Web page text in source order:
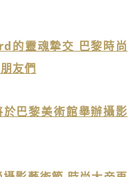
靈魂摯交 巴黎時尚
友們
巴黎美術館舉辦攝影